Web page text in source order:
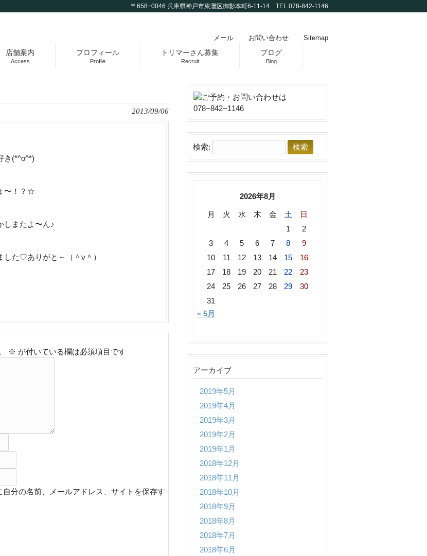
〒658−0046 兵庫県神戸市東灘区御影本町6-11-14 TEL 078-842-1146
メール お問い合わせ
Sitemap
店舗案内
Access
プロフィール
Profile
トリマーさん募集
Recruit
ブログ
Blog
2013/09/06
き(*^o^*)
〜！？☆
しまたよ〜ん♪
した♡ありがと～（＾ν＾）
※ が付いている欄は必須項目です
分の名前、メールアドレス、サイトを保存す
検索:
2026年8月
月 火 水 木 金 土
日
1
2
3
4 5 6 7 8
9
10
11 12 13 14 15
16
17
18 19 20 21 22
23
24
25 26 27 28 29
30
31
« 5月
アーカイブ
2019年5月
2019年4月
2019年3月
2019年2月
2019年1月
2018年12月
2018年11月
2018年10月
2018年9月
2018年8月
2018年7月
2018年6月